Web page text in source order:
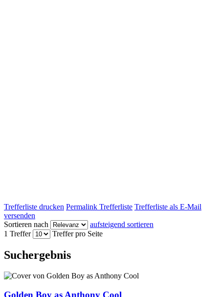
Trefferliste drucken Permalink Trefferliste Trefferliste als E-Mail
versenden
Sortieren nach
aufsteigend sortieren
1 Treffer
Treffer pro Seite
Suchergebnis
Golden Boy as Anthony Cool